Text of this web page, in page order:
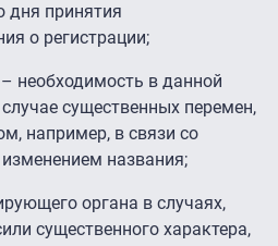
дня принятия
о регистрации;
необходимость в данной
существенных перемен,
например, в связи со
названия;
органа в случаях,
существенного характера,